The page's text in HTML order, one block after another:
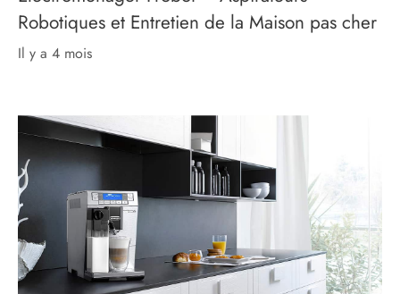
Robotiques et Entretien de la Maison pas cher
il y a 4 mois